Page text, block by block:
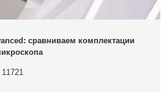
сравниваем комплектации
11721